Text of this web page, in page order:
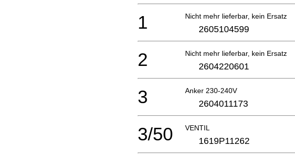
Nicht mehr lieferbar, kein Ersatz
1 2605104599
Nicht mehr lieferbar, kein Ersatz
2 2604220601
Anker 230-240V
3 2604011173
VENTIL
3/50 1619P11262